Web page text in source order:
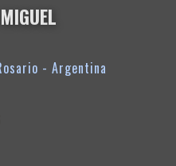
- Argentina